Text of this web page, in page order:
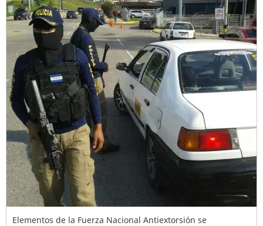
Elementos de la Fuerza Nacional Antiextorsión se